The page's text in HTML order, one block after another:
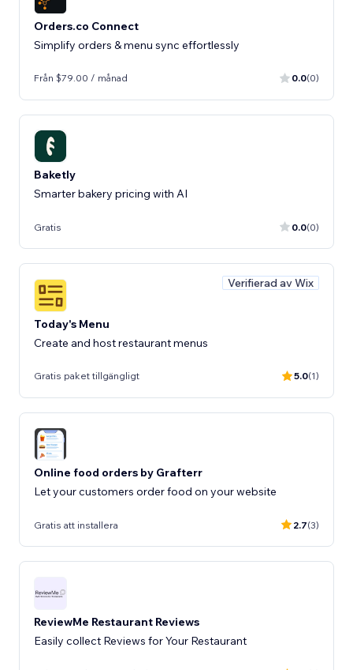
Orders.co Connect
Simplify orders & menu sync effortlessly
Från $79.00 / månad 0.0(0)
Baketly
Smarter bakery pricing with AI
Gratis 0.0(0)
Verifierad av Wix
Today's Menu
Create and host restaurant menus
Gratis paket tillgängligt 5.0(1)
Online food orders by Grafterr
Let your customers order food on your website
Gratis att installera 2.7(3)
ReviewMe Restaurant Reviews
Easily collect Reviews for Your Restaurant